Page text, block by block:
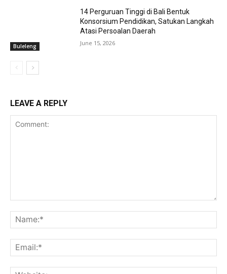
Buleleng
14 Perguruan Tinggi di Bali Bentuk
Konsorsium Pendidikan, Satukan Langkah
Atasi Persoalan Daerah
June 15, 2026
LEAVE A REPLY